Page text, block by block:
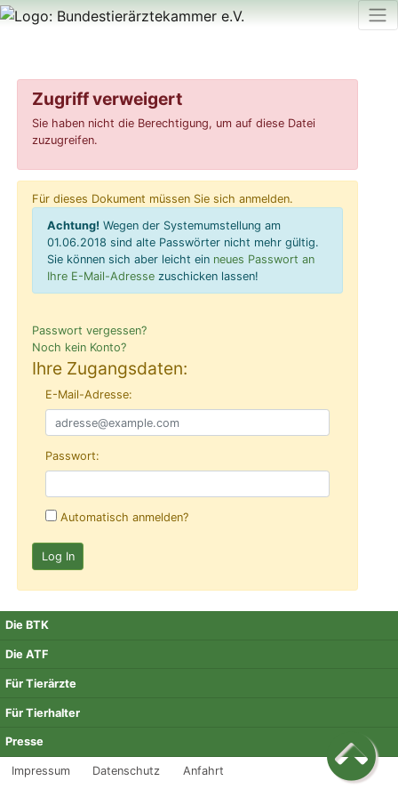
Zugriff verweigert
Sie haben nicht die Berechtigung, um auf diese Datei
zuzugreifen.
Für dieses Dokument müssen Sie sich anmelden.
Achtung! Wegen der Systemumstellung am
01.06.2018 sind alte Passwörter nicht mehr gültig.
Sie können sich aber leicht ein neues Passwort an
Ihre E-Mail-Adresse zuschicken lassen!
Passwort vergessen?
Noch kein Konto?
Ihre Zugangsdaten:
E-Mail-Adresse:
Passwort:
Automatisch anmelden?
Die BTK
Die ATF
Für Tierärzte
Für Tierhalter
Presse
Impressum Datenschutz Anfahrt